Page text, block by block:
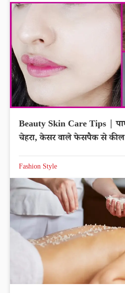
Beauty Skin Care Tips |
चेहरा, केसर वाले फेसपैक से कील
Fashion Style